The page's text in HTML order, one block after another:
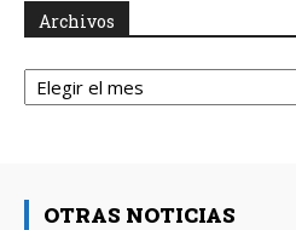
Archivos
Archivos
OTRAS NOTICIAS